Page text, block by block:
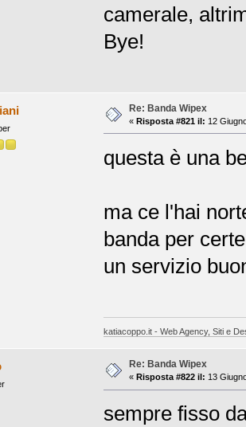
camerale,
Bye!
Re: Banda Wipex
« Risposta #821 il: 12
questa è una
ma ce l'hai
banda per
un servizio
katiacoppo.it - Web Agency, Siti e
Re: Banda Wipex
« Risposta #822 il: 13
sempre fisso